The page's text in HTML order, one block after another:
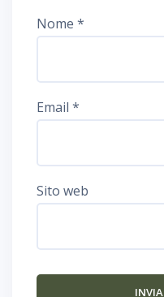
Nome *
Email *
Sito web